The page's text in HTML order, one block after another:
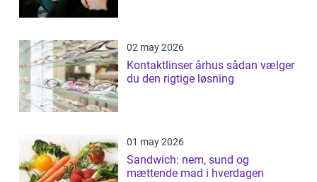
02 may 2026
Kontaktlinser århus sådan vælger
du den rigtige løsning
01 may 2026
Sandwich: nem, sund og
mættende mad i hverdagen